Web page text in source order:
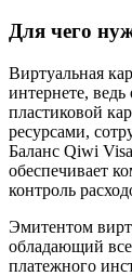
Для чего
Виртуальная
интернете,
пластиковой
ресурсами,
Баланс Qiwi
обеспечивает
контроль
Эмитентом
обладающий
платежного